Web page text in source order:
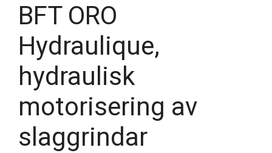
BFT ORO
Hydraulique,
hydraulisk
motorisering av
slaggrindar